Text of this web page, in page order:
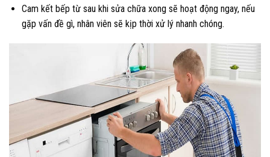
Cam kết bếp từ sau khi sửa chữa xong sẽ hoạt động ngay, nếu
gặp vấn đề gì, nhân viên sẽ kịp thời xử lý nhanh chóng.